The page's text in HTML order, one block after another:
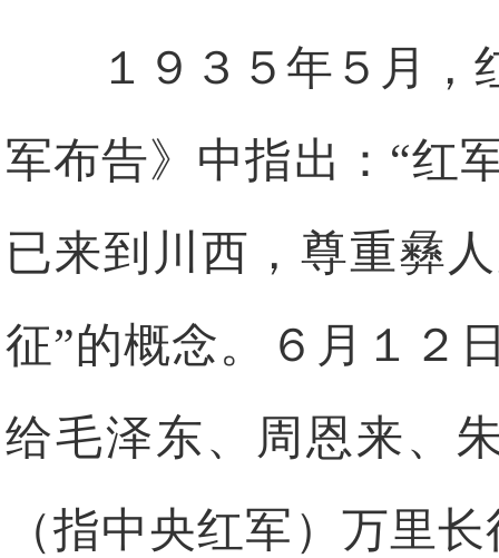
１９３５年５月
军布告》中指出：“红
已来到川西，尊重彝
征”的概念。６月１２
给毛泽东、周恩来、
（指中央红军）万里